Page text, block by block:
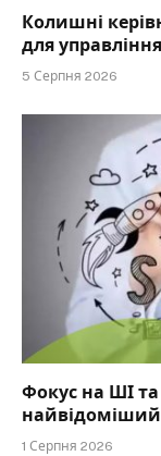
Колишні
для
5 Серпня 2026
Фокус на ШІ та
1 Серпня 2026